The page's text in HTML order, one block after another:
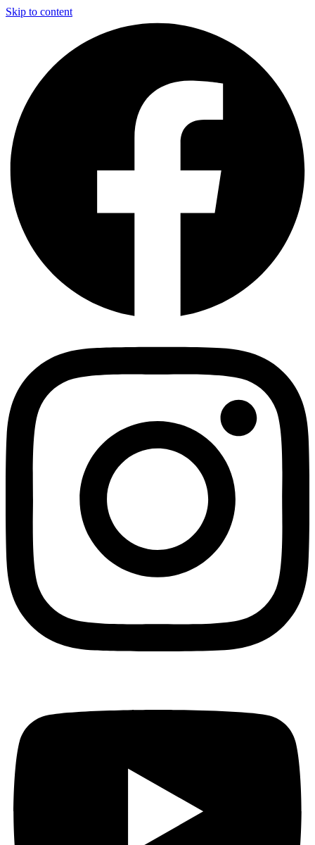
Skip to content